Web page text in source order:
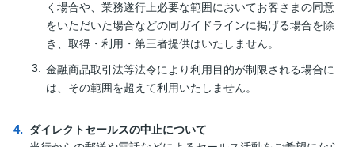
く場合や、業務遂行上必要な範囲においてお客さまの同意
をいただいた場合などの同ガイドラインに掲げる場合を除
き、取得・利用・第三者提供はいたしません。
金融商品取引法等法令により利用目的が制限される場合に
は、その範囲を超えて利用いたしません。
ダイレクトセールスの中止について